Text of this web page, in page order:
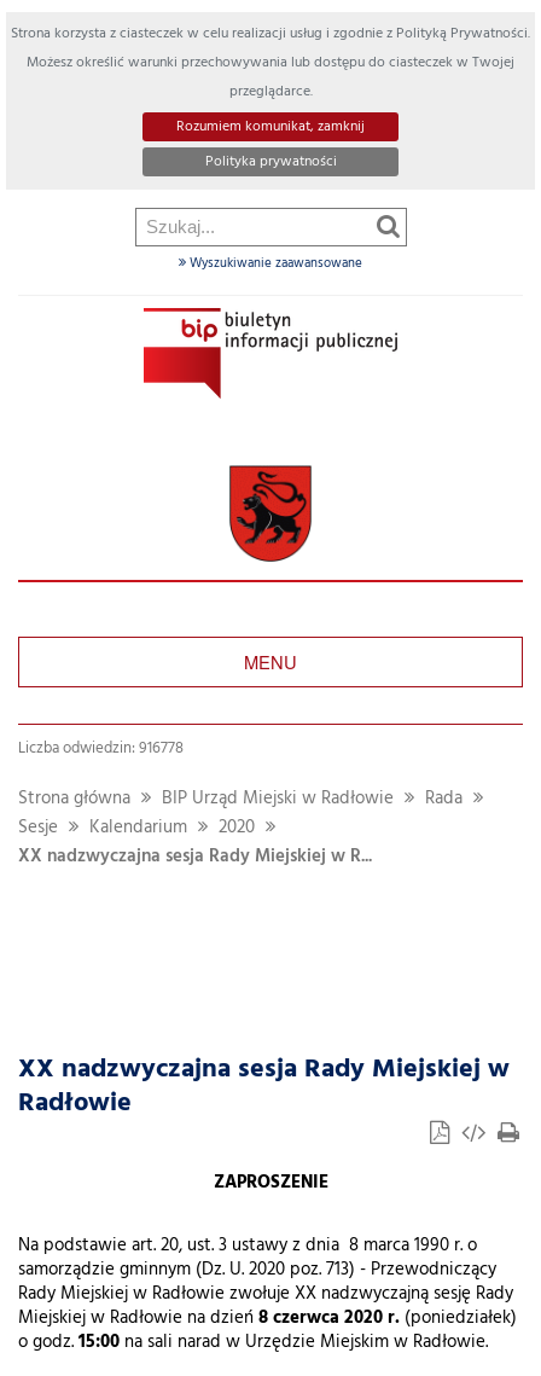
Strona korzysta z ciasteczek w celu realizacji usług i zgodnie z Polityką Prywatności.
Możesz określić warunki przechowywania lub dostępu do ciasteczek w Twojej
przeglądarce.
Rozumiem komunikat, zamknij
Polityka prywatności
Wyszukiwanie zaawansowane
MENU
Liczba odwiedzin: 916778
Strona główna BIP Urząd Miejski w Radłowie
Rada
Sesje
Kalendarium
2020
XX nadzwyczajna sesja Rady Miejskiej w R...
XX nadzwyczajna sesja Rady Miejskiej w
Radłowie
ZAPROSZENIE
Na podstawie art. 20, ust. 3 ustawy z dnia 8 marca 1990 r. o
samorządzie gminnym (Dz. U. 2020 poz. 713) - Przewodniczący
Rady Miejskiej w Radłowie zwołuje XX nadzwyczajną sesję Rady
Miejskiej w Radłowie na dzień8 czerwca 2020 r. (poniedziałek)
o godz.15:00 na sali narad w Urzędzie Miejskim w Radłowie.